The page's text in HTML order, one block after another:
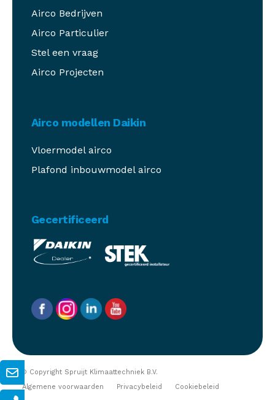
Airco Bedrijven
Airco Particulier
Stel een vraag
Airco Projecten
Airco modellen Daikin
Vloermodel airco
Plafond inbouwmodel airco
Gecertificeerd
© Copyright Spruijt Klimaattechniek B.V.
Algemene voorwaarden
Privacybeleid Cookiebeleid